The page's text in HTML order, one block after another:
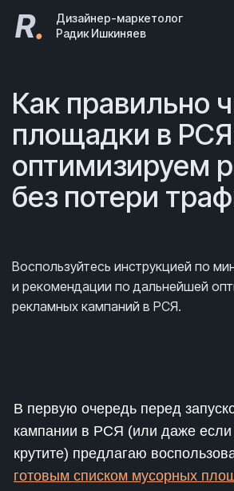
R.
Дизайнер-маркетолог
Радик Ишкиняев
Как правильно
площадки в
оптимизируем
без потери
Воспользуйтесь инструкцией по
и рекомендации по дальнейшей
рекламных кампаний в РСЯ.
В первую очередь перед
кампании в РСЯ (или даже
крутите) предлагаю
готовым списком мусорных